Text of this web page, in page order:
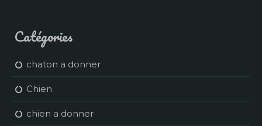
Catégories
chaton a donner
Chien
chien a donner